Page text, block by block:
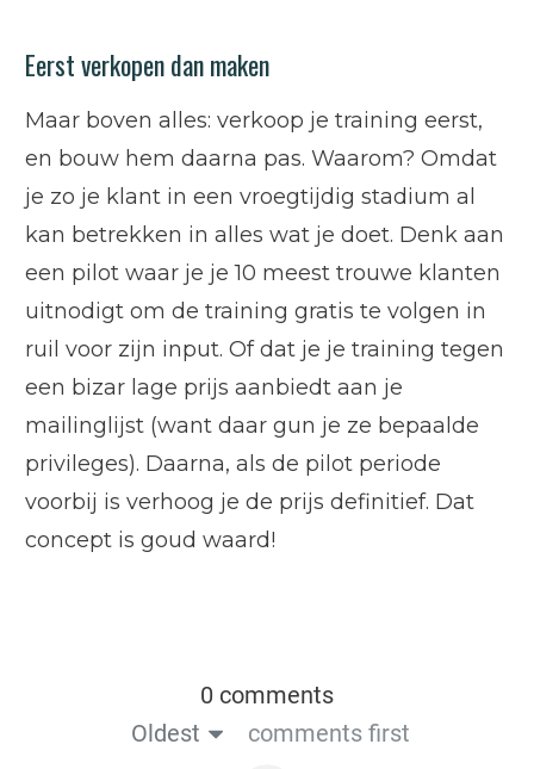
Eerst verkopen dan maken
Maar boven alles: verkoop je training eerst,
en bouw hem daarna pas. Waarom? Omdat
je zo je klant in een vroegtijdig stadium al
kan betrekken in alles wat je doet. Denk aan
een pilot waar je je 10 meest trouwe klanten
uitnodigt om de training gratis te volgen in
ruil voor zijn input. Of dat je je training tegen
een bizar lage prijs aanbiedt aan je
mailinglijst (want daar gun je ze bepaalde
privileges). Daarna, als de pilot periode
voorbij is verhoog je de prijs definitief. Dat
concept is goud waard!
0 comments
Oldest
comments first